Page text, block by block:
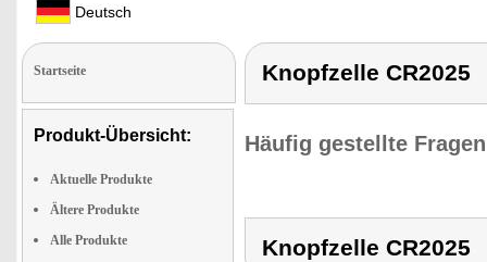
Deutsch
Startseite
Produkt-Übersicht:
Aktuelle Produkte
Ältere Produkte
Alle Produkte
Knopfzelle CR2025
Häufig gestellte
Knopfzelle CR2025